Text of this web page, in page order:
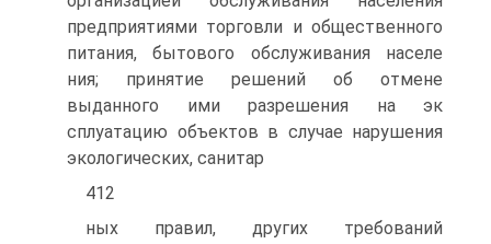
предприятиями торговли и общественного
питания, бытового обслуживания населе
ния; принятие решений об отмене
выданного ими разрешения на эк
сплуатацию объектов в случае нарушения
экологических, санитар
412
ных правил, других требований